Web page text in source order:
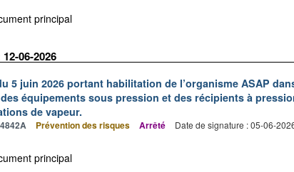
principal
06-2026
5 juin 2026 portant habilitation de l’organisme ASAP
équipements sous pression et des récipients à
de vapeur.
Prévention des risques Arrêté Date de signature : 05-06-
principal